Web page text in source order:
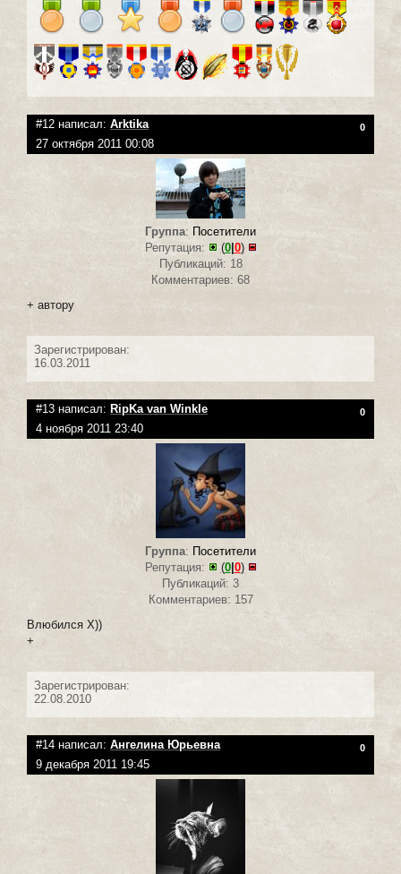
#12 написал: Arktika 0
27 октября 2011 00:08
Группа: Посетители
Репутация:
(0|0)
Публикаций: 18
Комментариев: 68
+ автору
Зарегистрирован:
16.03.2011
#13 написал: RipKa van Winkle 0
4 ноября 2011 23:40
Группа: Посетители
Репутация:
(0| 0)
Публикаций: 3
Комментариев: 157
Влюбился Х))
+
Зарегистрирован:
22.08.2010
#14 написал: Ангелина Юрьевна 0
9 декабря 2011 19:45